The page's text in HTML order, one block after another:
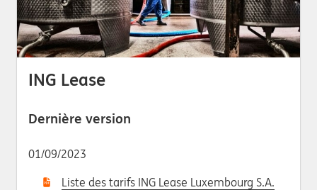
ING Lease
Dernière version
01/09/2023
Liste des tarifs ING Lease Luxembourg S.A.